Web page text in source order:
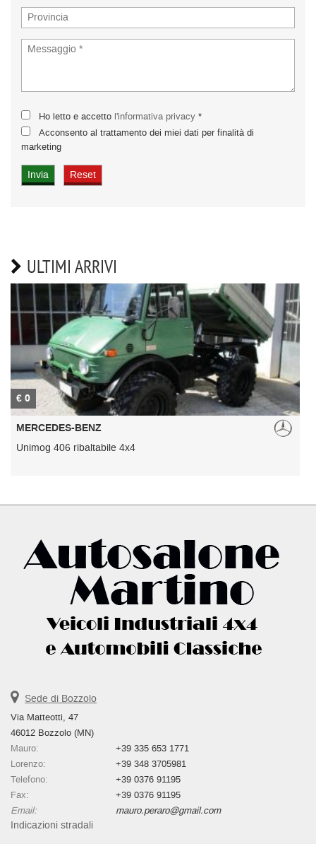
Ho letto e accetto l'informativa privacy *
Acconsento al trattamento dei miei dati per finalità di
marketing
ULTIMI ARRIVI
€ 0
MERCEDES-BENZ
Unimog 406 ribaltabile 4x4
Sede di Bozzolo
Via Matteotti, 47
46012 Bozzolo (MN)
Mauro:
+39 335 653 1771
Lorenzo:
+39 348 3705981
Telefono:
+39 0376 91195
Fax:
+39 0376 91195
Email:
mauro.peraro@gmail.com
Indicazioni stradali